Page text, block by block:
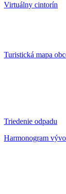
Virtuálny cintorín
Turistická mapa
Triedenie odpadu
Harmonogram